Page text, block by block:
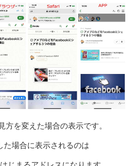
方を変えた場合の表示です。
た場合に表示されるのは